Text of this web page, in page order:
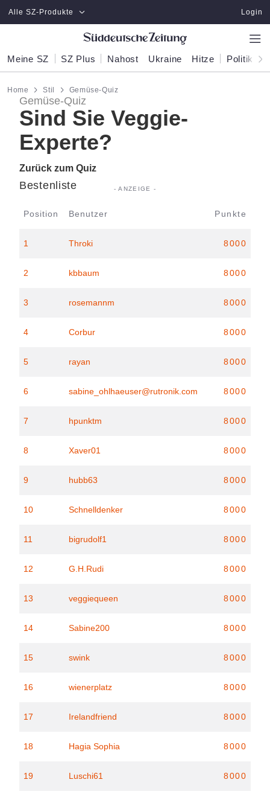
Zum Hauptinhalt springen
Alle SZ-Produkte Login
Meine SZ SZ Plus Nahost Ukraine Hitze Politik
Home Stil Gemüse-Quiz
Gemüse-Quiz
Sind Sie Veggie-
Experte?
Zurück zum Quiz
Bestenliste
Position Benutzer Punkte
1 Throki 8000
2 kbbaum 8000
3 rosemannm 8000
4 Corbur 8000
5 rayan 8000
6 sabine_ohlhaeuser@rutronik.com 8000
7 hpunktm 8000
8 Xaver01 8000
9 hubb63 8000
10 Schnelldenker 8000
11 bigrudolf1 8000
12 G.H.Rudi 8000
13 veggiequeen 8000
14 Sabine200 8000
15 swink 8000
16 wienerplatz 8000
17 Irelandfriend 8000
18 Hagia Sophia 8000
19 Luschi61 8000